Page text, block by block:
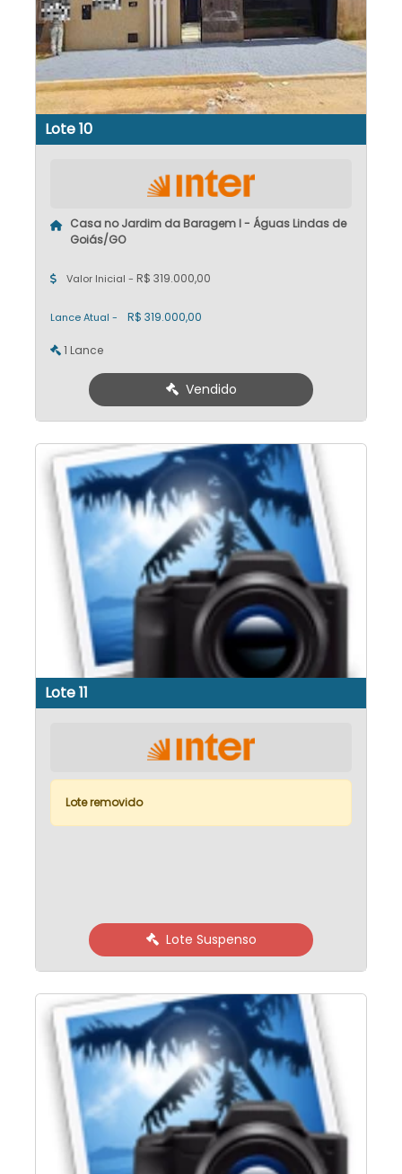
Lote 10
Casa no Jardim da Baragem I - Águas Lindas de
Goiás/GO
Valor Inicial - R$ 319.000,00
Lance Atual - R$ 319.000,00
1 Lance
Vendido
Lote 11
Lote removido
Lote Suspenso